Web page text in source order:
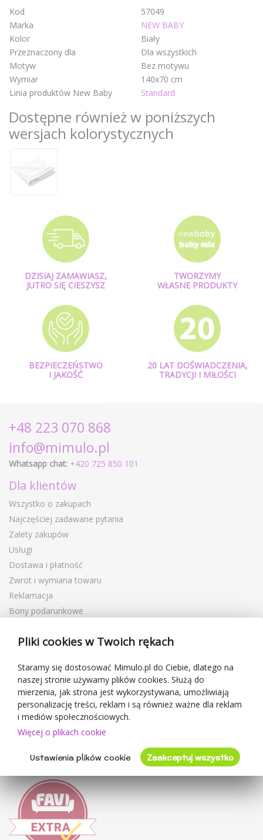
Kod
57049
Marka
NEW BABY
Kolor
Biały
Przeznaczony dla
Dla wszystkich
Motyw
Bez motywu
Wymiar
140x70 cm
Linia produktów New Baby
Standard
Dostępne również w poniższych
wersjach kolorystycznych
DZISIAJ ZAMAWIASZ,
JUTRO SIĘ CIESZYSZ
TWORZYMY
WŁASNE PRODUKTY
BEZPIECZEŃSTWO
I JAKOŚĆ
20 LAT DOŚWIADCZENIA,
TRADYCJI I MIŁOŚCI
+48 223 070 868
info@mimulo.pl
Whatsapp chat: +420 725 850 101
Dla klientów
Wszystko o zakupach
Najczęściej zadawane pytania
Zalety zakupów
Usługi
Dostawa i płatność
Zwrot i wymiana towaru
Reklamacja
Bony podarunkowe
Blog
O sprzedawcy
Mimulo.pl
Regulamin sklepu
Ochrona danych osobowych GDPR
Kontakty
Oceny klientów
Pliki cookies w Twoich rękach
Staramy się dostosować Mimulo.pl do Ciebie, dlatego na
naszej stronie używamy plików cookies. Służą do
mierzenia, jak strona jest wykorzystywana, umożliwiają
personalizację treści, reklam i są również ważne dla reklam
i mediów społecznościowych.
Więcej o plikach cookie
Ustawienia plików cookie Zaakceptuj wszystko